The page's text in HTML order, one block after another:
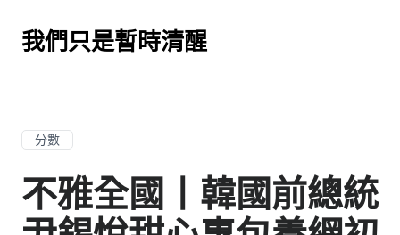
我們只是暫時清醒
分數
不雅全國丨韓國前總統